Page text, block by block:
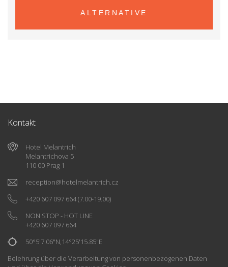
ALTERNATIVE
Kontakt
Hotel Melantrich
Melantrichova 5
110 00 Prag 1
reception@hotelmelantrich.cz
+420 607 097 664(7.00-19.00)
NON STOP - HOT LINE
+420 607 097 664
50°5'7.06"N,14°25'15.85"E
Belehrung über die Verarbeitung von personenbezogenen Daten